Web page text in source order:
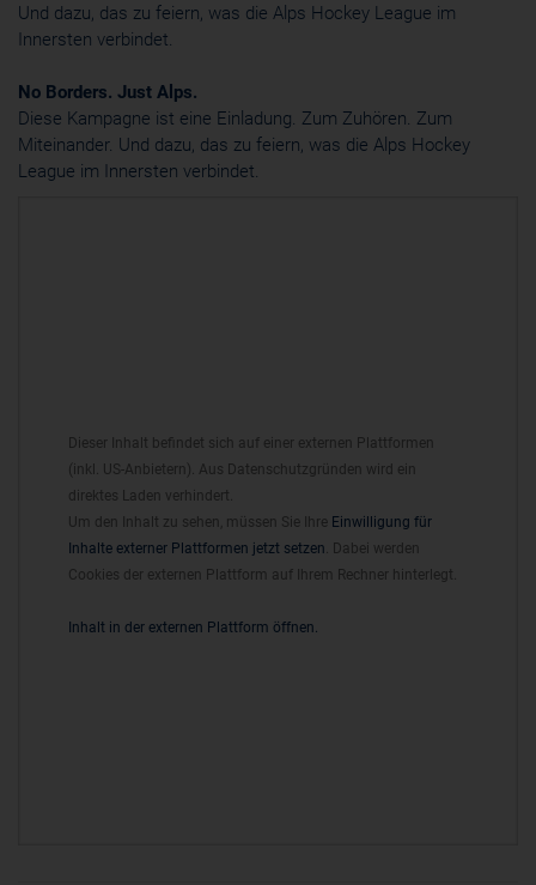
Und dazu, das zu feiern, was die Alps Hockey League im
Innersten verbindet.
No Borders. Just Alps.
Diese Kampagne ist eine Einladung. Zum Zuhören. Zum
Miteinander. Und dazu, das zu feiern, was die Alps Hockey
League im Innersten verbindet.
Dieser Inhalt befindet sich auf einer externen Plattformen
(inkl. US-Anbietern). Aus Datenschutzgründen wird ein
direktes Laden verhindert.
Um den Inhalt zu sehen, müssen Sie Ihre Einwilligung für
Inhalte externer Plattformen jetzt setzen. Dabei werden
Cookies der externen Plattform auf Ihrem Rechner hinterlegt.
Inhalt in der externen Plattform öffnen.